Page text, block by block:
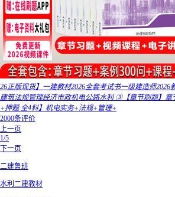
26正版现货】一建教材2026全套考试书一级建造师2026
建筑法规管理经济市政机电公路水利 ③【章节刷题】章
+押题 全4科】机电实务+法规+管理+
2000条评价
上一页
1/5
下一页
二建鲁班
水利二建教材